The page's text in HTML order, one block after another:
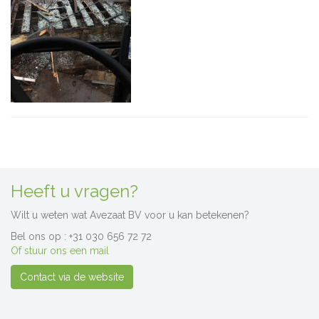
Heeft u vragen?
Wilt u weten wat Avezaat BV voor u kan betekenen?
Bel ons op : +31 030 656 72 72
Of stuur ons een mail
Contact via de website